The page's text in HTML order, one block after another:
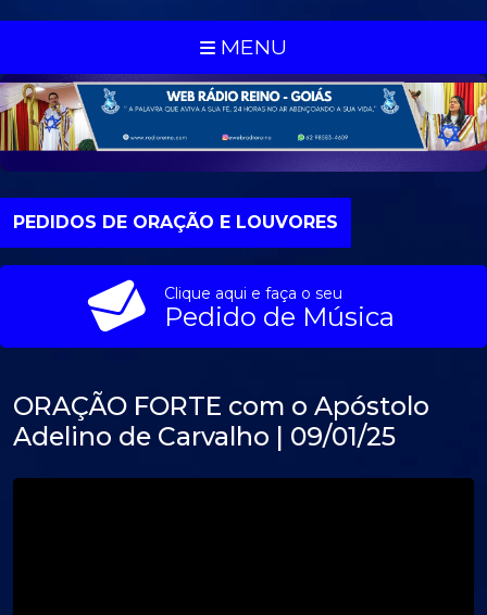
MENU
PEDIDOS DE ORAÇÃO E LOUVORES
Clique aqui e faça o seu
Pedido de Música
ORAÇÃO FORTE com o Apóstolo
Adelino de Carvalho | 09/01/25